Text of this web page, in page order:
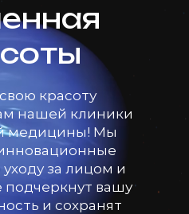
красоту
нашей клиники
медицины! Мы
за лицом и
подчеркнут вашу
и сохранят